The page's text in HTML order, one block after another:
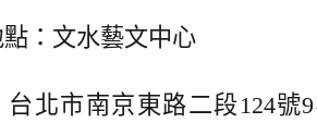
： 文水藝文中心
台北市南京東路二段124號9